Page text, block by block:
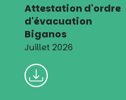
Attestation d'ordre
d'évacuation
Biganos
Juillet 2026